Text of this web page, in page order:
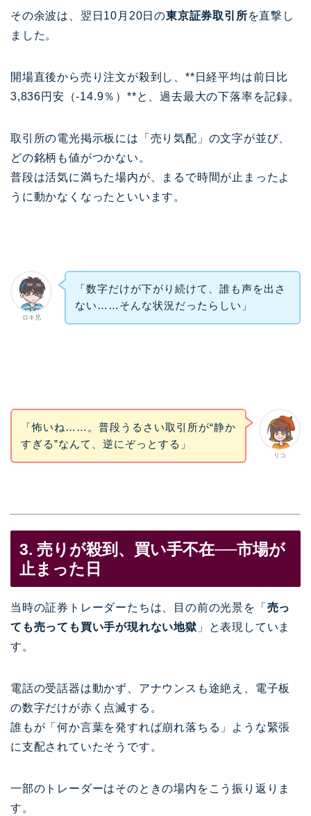
その余波は、翌日10月20日の東京証券取引所を直撃し
ました。
開場直後から売り注文が殺到し、**日経平均は前日比
3,836円安（-14.9％）**と、過去最大の下落率を記録。
取引所の電光掲示板には「売り気配」の文字が並び、
どの銘柄も値がつかない。
普段は活気に満ちた場内が、まるで時間が止まったよ
うに動かなくなったといいます。
ロキ兄
「数字だけが下がり続けて、誰も声を出さ
ない……そんな状況だったらしい」
リコ
「怖いね……。普段うるさい取引所が“静か
すぎる”なんて、逆にぞっとする」
3. 売りが殺到、買い手不在──市場が
止まった日
当時の証券トレーダーたちは、目の前の光景を「 売っ
ても売っても買い手が現れない地獄 」と表現していま
す。
電話の受話器は動かず、アナウンスも途絶え、電子板
の数字だけが赤く点滅する。
誰もが「何か言葉を発すれば崩れ落ちる」ような緊張
に支配されていたそうです。
一部のトレーダーはそのときの場内をこう振り返りま
す。